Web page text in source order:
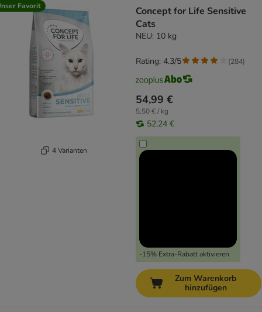
Favorit
4 Varianten
Concept for Life Sensitive
Cats
NEU: 10 kg
54,99 €
5,50 € / kg
52,24 €
-15% Extra-Rabatt aktivieren
Rating: 4.3/5 (284)
Zum Warenkorb
hinzufügen